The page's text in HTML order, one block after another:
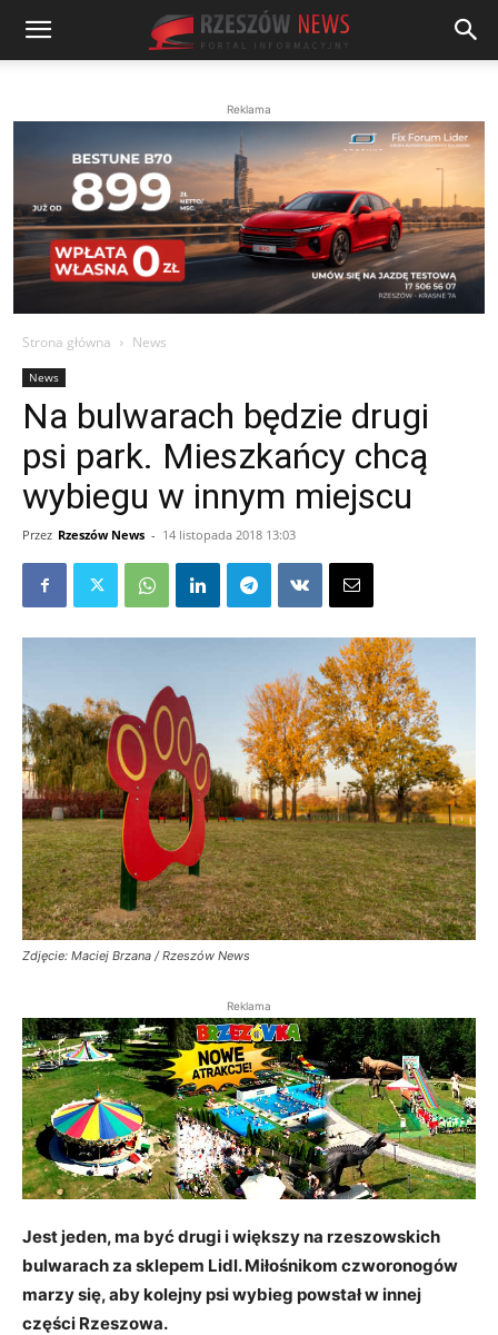
Reklama
Strona główna News
News
Na bulwarach będzie drugi
psi park. Mieszkańcy chcą
wybiegu w innym miejscu
Przez Rzeszów News - 14 listopada 2018 13:03
Zdjęcie: Maciej Brzana / Rzeszów News
Reklama
Jest jeden, ma być drugi i większy na rzeszowskich
bulwarach za sklepem Lidl. Miłośnikom czworonogów
marzy się, aby kolejny psi wybieg powstał w innej
części Rzeszowa.